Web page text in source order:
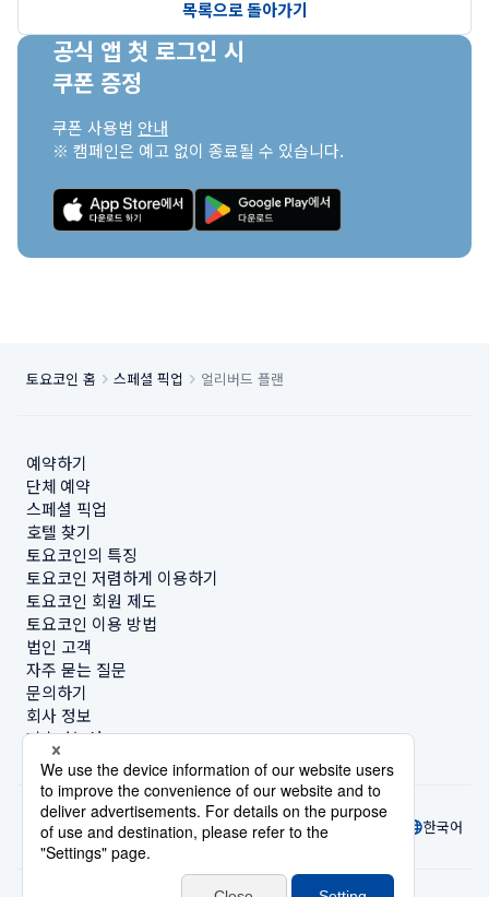
토요코인 시키 에키 히가시구치
토요코인 도코로자와 에키 니시구치
토요코인 도쿄 시나가와 에키 타카나와구치
토요코인 도쿄 시나가와 아오모노요코초 에키
토요코인 도쿄 시나가와 하타노다이 에키 미나미구치
토요코인 도쿄 오모리
토요코인 도쿄 조후 게이오센 후다 에키
토요코인 도쿄 게이오센 히가시후추 에키 키타구치
토요코인 도쿄 아키시마 에키 미나미구치
토요코인 도쿄 훗사 에키마에 히가시구치
토요코인 오사카 타니욘 코사텡
토요코인 오사카 센바 히가시
토요코인 오사카 혼마치1
토요코인 오사카 혼마치2
토요코인 오사카 난바
토요코인 오사카 난바 니시
토요코인 오사카 쓰텐카쿠 마에
토요코인 오사카 아베노 텐노지
토요코인 오사카 쓰루하시 에키마에
목록으로 돌아가기
공식 앱 첫 로그인 시
쿠폰 증정
쿠폰 사용법 안내
※ 캠페인은 예고 없이 종료될 수 있습니다.
토요코인 홈 스페셜 픽업 얼리버드 플랜
예약하기
단체 예약
스페셜 픽업
호텔 찾기
토요코인의 특징
토요코인 저렴하게 이용하기
토요코인 회원 제도
토요코인 이용 방법
법인 고객
자주 묻는 질문
문의하기
회사 정보
지속가능성
한국어